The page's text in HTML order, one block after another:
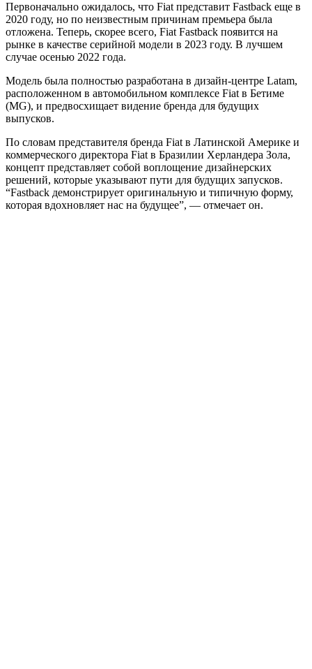
Первоначально ожидалось, что Fiat представит Fastback еще в
2020 году, но по неизвестным причинам премьера была
отложена. Теперь, скорее всего, Fiat Fastback появится на
рынке в качестве серийной модели в 2023 году. В лучшем
случае осенью 2022 года.
Модель была полностью разработана в дизайн-центре Latam,
расположенном в автомобильном комплексе Fiat в Бетиме
(MG), и предвосхищает видение бренда для будущих
выпусков.
По словам представителя бренда Fiat в Латинской Америке и
коммерческого директора Fiat в Бразилии Херландера Зола,
концепт представляет собой воплощение дизайнерских
решений, которые указывают пути для будущих запусков.
“Fastback демонстрирует оригинальную и типичную форму,
которая вдохновляет нас на будущее”, — отмечает он.